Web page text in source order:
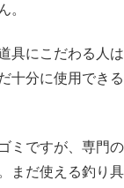
。
具にこだわる人は
十分に使用できる
ミですが、専門の
まだ使える釣り具